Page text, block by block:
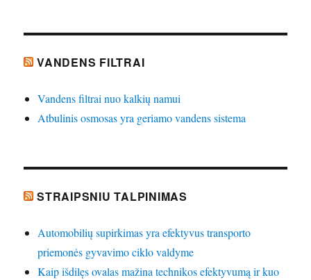
VANDENS FILTRAI
Vandens filtrai nuo kalkių namui
Atbulinis osmosas yra geriamo vandens sistema
STRAIPSNIU TALPINIMAS
Automobilių supirkimas yra efektyvus transporto
priemonės gyvavimo ciklo valdyme
Kaip išdilęs ovalas mažina technikos efektyvumą ir kuo